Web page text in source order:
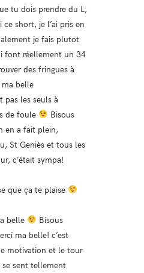
tu dois prendre du L,
short, je l’ai pris en
je fais plutot
font réellement un 34
des fringues à
belle
pas les seuls à
de foule
Bisous
en a fait plein,
St Geniès et tous les
c’était sympa!
que ça te plaise
belle
Bisous
ma belle! c’est
motivation et le tour
sent tellement